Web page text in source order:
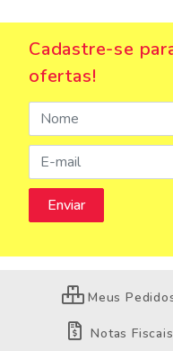
Cadastre-se
ofertas!
Meus
Notas Fiscais